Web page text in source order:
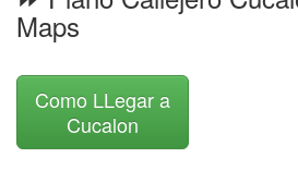
Maps
Como LLegar a
Cucalon